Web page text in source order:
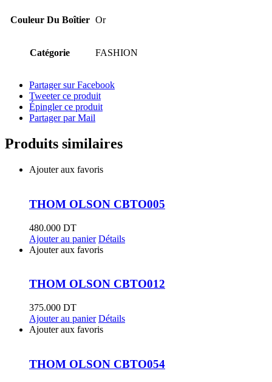
Couleur Du Boîtier Or
Catégorie FASHION
Partager sur Facebook
Tweeter ce produit
Épingler ce produit
Partager par Mail
Produits similaires
Ajouter aux favoris
THOM OLSON CBTO005
480.000 DT
Ajouter au panier Détails
Ajouter aux favoris
THOM OLSON CBTO012
375.000 DT
Ajouter au panier Détails
Ajouter aux favoris
THOM OLSON CBTO054